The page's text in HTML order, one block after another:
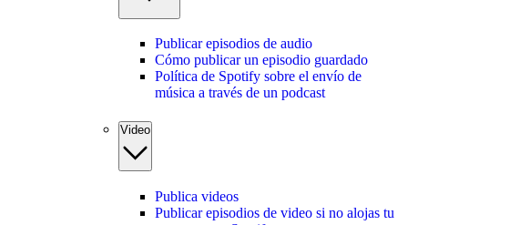
Publicar episodios de audio
Cómo publicar un episodio guardado
Política de Spotify sobre el envío de
música a través de un podcast
Video
Publica videos
Publicar episodios de video si no alojas tu